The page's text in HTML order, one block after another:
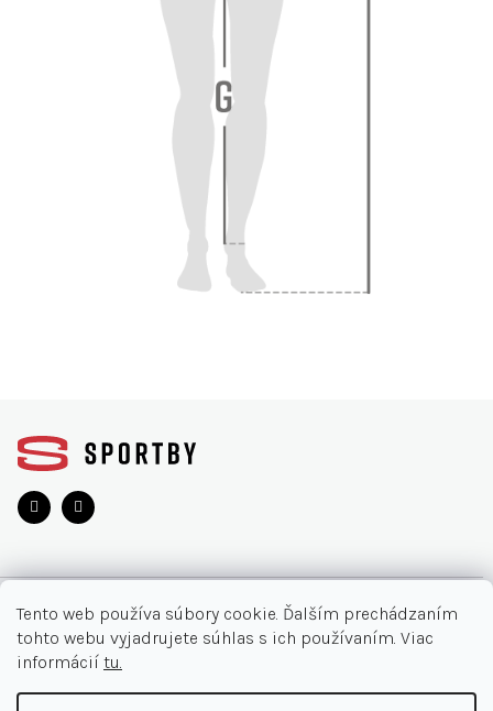
Tento web používa súbory cookie. Ďalším prechádzaním
tohto webu vyjadrujete súhlas s ich používaním. Viac
informácií tu.
e
O NÁKUPE
Moja objednávka
Najčastejšie otázky
INFORMÁCIE